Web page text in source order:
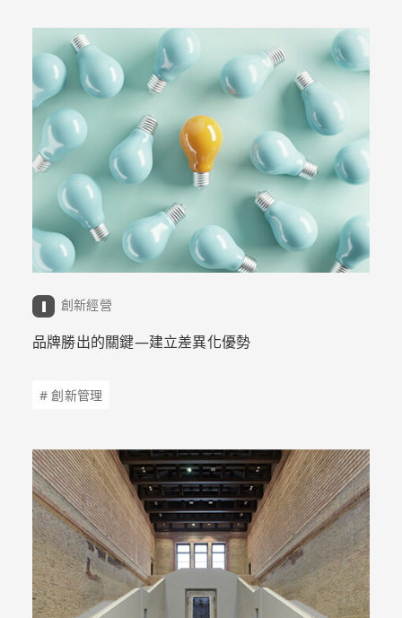
創新經營
品牌勝出的關鍵—建立差異化優勢
# 創新管理